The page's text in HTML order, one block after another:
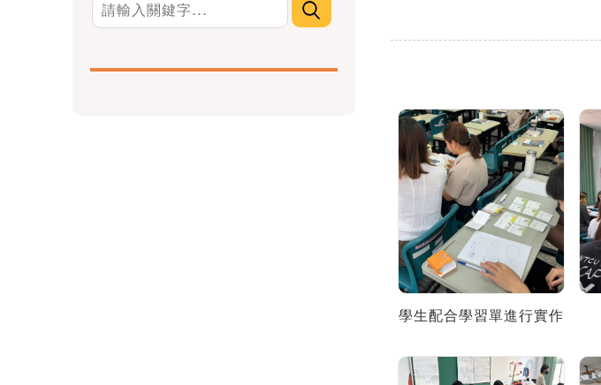
學生配合學習單進行實作